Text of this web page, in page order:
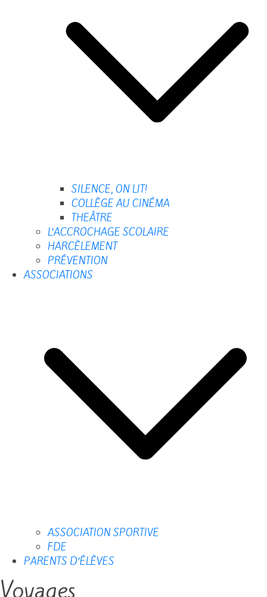
SILENCE, ON LIT!
COLLÈGE AU CINÉMA
THEÂTRE
L’ACCROCHAGE SCOLAIRE
HARCÈLEMENT
PRÉVENTION
ASSOCIATIONS
ASSOCIATION SPORTIVE
FDE
PARENTS D’ÉLÈVES
Voyages